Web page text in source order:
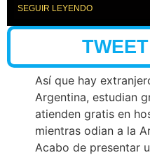
SEGUIR LEYENDO
Así que hay
Argentina, estudian
atienden gratis en
mientras odian a la
Acabo de presentar